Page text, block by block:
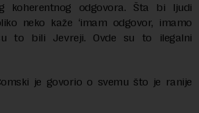
koherentnog odgovora. Šta bi ljudi
neko kaže ‘imam odgovor, imamo
su to bili Jevreji. Ovde su to ilegalni
je govorio o svemu što je ranije